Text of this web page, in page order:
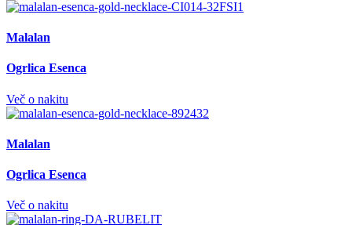
Malalan
Ogrlica Esenca
Več o nakitu
Malalan
Ogrlica Esenca
Več o nakitu